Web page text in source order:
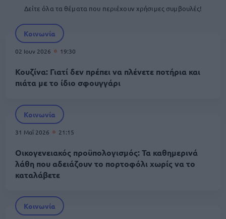
Δείτε όλα τα θέματα που περιέχουν χρήσιμες συμβουλές!
Κοινωνία
02 Ιουν 2026 19:30
Κουζίνα: Γιατί δεν πρέπει να πλένετε ποτήρια και
πιάτα με το ίδιο σφουγγάρι
Κοινωνία
31 Μαΐ 2026 21:15
Οικογενειακός προϋπολογισμός: Τα καθημερινά
λάθη που αδειάζουν το πορτοφόλι χωρίς να το
καταλάβετε
Κοινωνία